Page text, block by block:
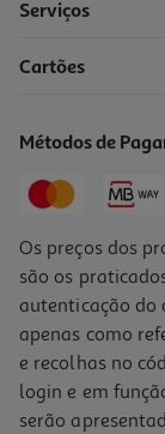
Price reduced from
4,99 €to
Promoção
-40%
Serviços
Cartões
Métodos de
Os preços dos
são os
autenticação do
apenas como
e recolhas no
login e em
serão